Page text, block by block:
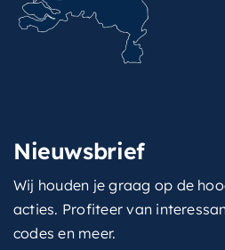
Nieuwsbrief
Wij houden je graag op de
acties. Profiteer van
codes en meer.